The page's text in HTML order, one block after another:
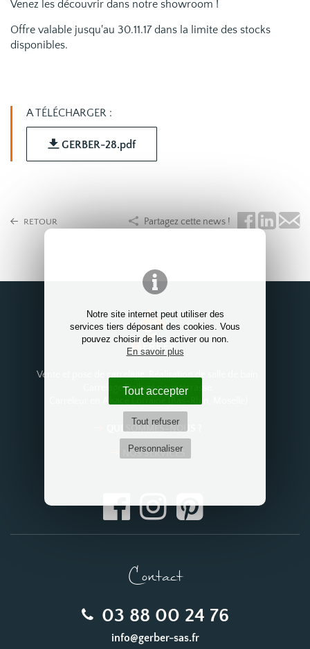
Notre site internet peut utiliser des
services tiers déposant des cookies. Vous
pouvez choisir de les activer ou non.
En savoir plus
Tout accepter
Tout refuser
Personnaliser
Venez les découvrir dans notre showroom !
Offre valable jusqu'au 30.11.17 dans la limite des stocks
disponibles.
A TÉLÉCHARGER :
GERBER-28.pdf
RETOUR Partagez cette news !
Vente et pose de carrelage. Réalisation de salle de bain.
Carrelage Dallage pour terrasse.
Carreleur en Alsace Lorraine (Bas-Rhin, Moselle)
QUI SOMMES-NOUS ?
NOS SERVICES
Contact
03 88 00 24 76
info@gerber-sas.fr